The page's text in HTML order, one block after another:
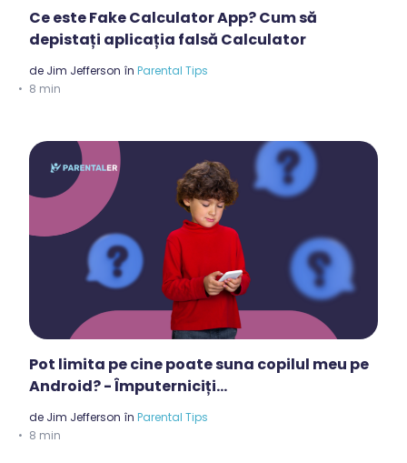
Ce este Fake Calculator App? Cum să
depistați aplicația falsă Calculator
de Jim Jefferson în Parental Tips
8 min
Pot limita pe cine poate suna copilul meu pe
Android? - Împuterniciți...
de Jim Jefferson în Parental Tips
8 min